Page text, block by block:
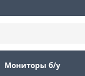
Мониторы б/у